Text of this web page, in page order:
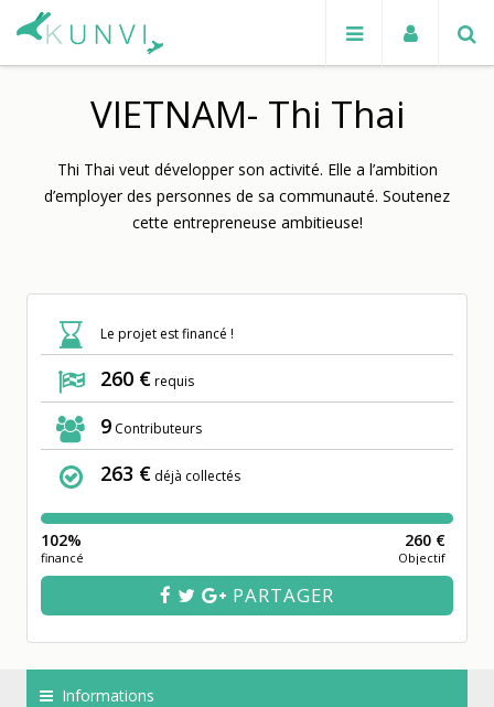
VIETNAM- Thi Thai
Thi Thai veut développer son activité. Elle a l’ambition
d’employer des personnes de sa communauté. Soutenez
cette entrepreneuse ambitieuse!
Le projet est financé !
260 €requis
9 Contributeurs
263 € déjà collectés
102%
financé
260 €
Objectif
PARTAGER
Informations